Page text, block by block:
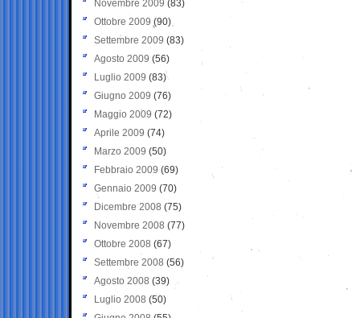
Novembre 2009 (83)
Ottobre 2009 (90)
Settembre 2009 (83)
Agosto 2009 (56)
Luglio 2009 (83)
Giugno 2009 (76)
Maggio 2009 (72)
Aprile 2009 (74)
Marzo 2009 (50)
Febbraio 2009 (69)
Gennaio 2009 (70)
Dicembre 2008 (75)
Novembre 2008 (77)
Ottobre 2008 (67)
Settembre 2008 (56)
Agosto 2008 (39)
Luglio 2008 (50)